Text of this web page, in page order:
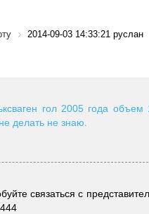
2014-09-03 14:33:21 руслан
гол 2005 года
делать не знаю.
связаться с